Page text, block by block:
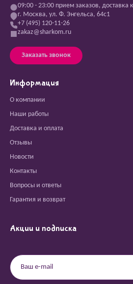
09:00 - 23:00 прием заказов, доставка
г. Москва, ул. Ф. Энгельса, 64с1
+7 (495) 120-11-26
zakaz@sharkom.ru
Заказать звонок
Информация
О компании
Наши работы
Доставка и оплата
Отзывы
Новости
Контакты
Вопросы и ответы
Гарантия и возврат
Акции и подписка